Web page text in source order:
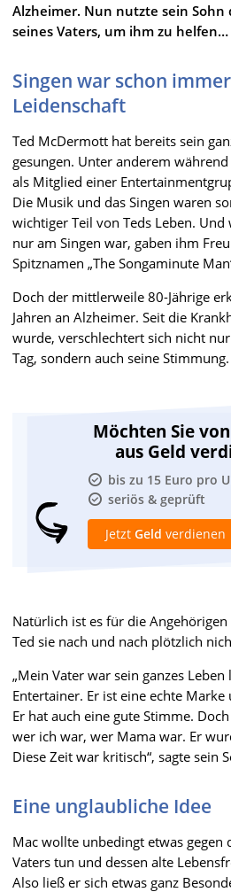
Alzheimer. Nun nutzte sein Sohn
seines Vaters, um ihm zu helfen…
Singen war schon
Leidenschaft
Ted McDermott hat bereits sein
gesungen. Unter anderem
als Mitglied einer
Die Musik und das Singen waren
wichtiger Teil von Teds Leben.
nur am Singen war, gaben ihm
Spitznamen „The Songaminute
Doch der mittlerweile 80-Jährige
Jahren an Alzheimer. Seit die
wurde, verschlechtert sich nicht
Tag, sondern auch seine Stimmung.
Möchten Sie
aus Geld
bis zu 15 Euro pro
seriös & geprüft
Jetzt Geld verdienen
Natürlich ist es für die
Ted sie nach und nach plötzlich
„Mein Vater war sein ganzes Leben
Entertainer. Er ist eine echte
Er hat auch eine gute Stimme.
wer ich war, wer Mama war. Er
Diese Zeit war kritisch“, sagte sein
Eine unglaubliche Idee
Mac wollte unbedingt etwas gegen
Vaters tun und dessen alte
Also ließ er sich etwas ganz